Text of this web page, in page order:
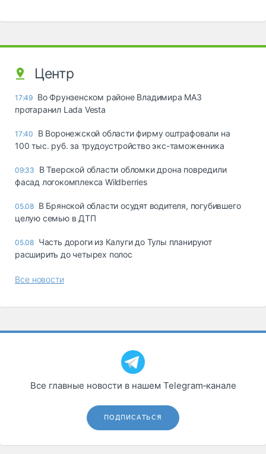
Центр
17:49 Во Фрунзенском районе Владимира МАЗ
протаранил Lada Vesta
17:40
В Воронежской области фирму оштрафовали на
100 тыс. руб. за трудоустройство экс-таможенника
09:33
В Тверской области обломки дрона повредили
фасад логокомплекса Wildberries
05.08 В Брянской области осудят водителя, погубившего
целую семью в ДТП
05.08 Часть дороги из Калуги до Тулы планируют
расширить до четырех полос
Все новости
Все главные новости в нашем Telegram‑канале
ПОДПИСАТЬСЯ